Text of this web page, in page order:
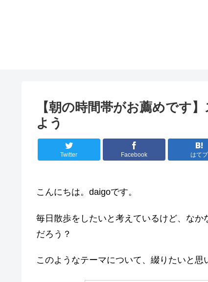
【朝の時間帯がお薦めです
よう
Twitter Facebook はてブ
こんにちは。daigoです。
毎日散歩をしたいと考えているけど、な
だろう？
このようなテーマについて、綴りたいと思